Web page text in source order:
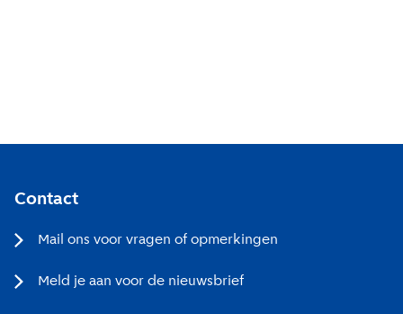
Contact
Mail ons voor vragen of opmerkingen
Meld je aan voor de nieuwsbrief